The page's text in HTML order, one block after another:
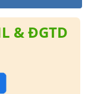
& ĐGTD